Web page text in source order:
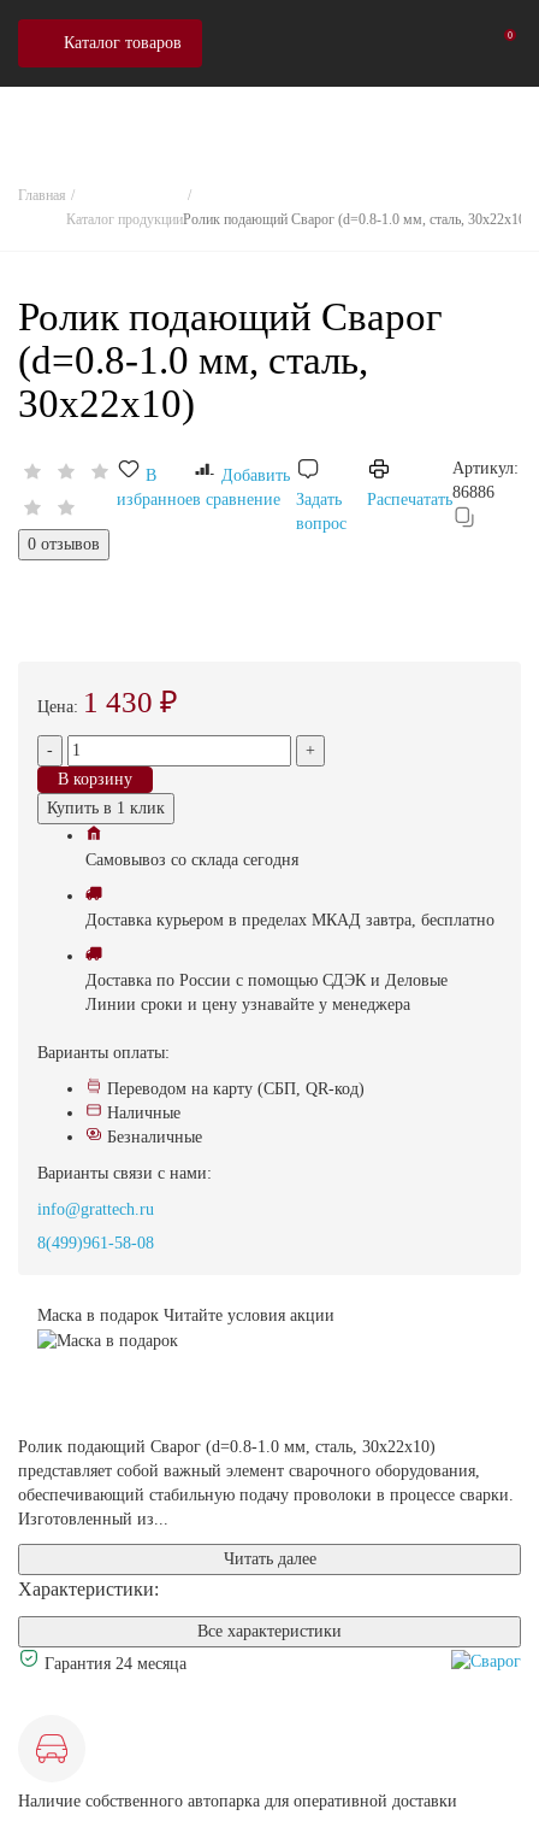
Каталог товаров 0
Главная
Каталог продукцииРолик подающий Сварог (d=0.8-1.0 мм, сталь, 30x22x10)
Ролик подающий Сварог
(d=0.8-1.0 мм, сталь,
30x22x10)
0 отзывов
В
избранное
Добавить
в сравнение
Задать
вопрос
Распечатать
Артикул:
86886
Цена: 1 430 ₽
-
+
В корзину
Купить в 1 клик
Самовывоз со склада cегодня
Доставка курьером в пределах МКАД завтра, бесплатно
Доставка по России с помощью СДЭК и Деловые
Линии сроки и цену узнавайте у менеджера
Варианты оплаты:
Переводом на карту (СБП, QR-код)
Наличные
Безналичные
Варианты связи с нами:
info@grattech.ru
8(499)961-58-08
Маска в подарок Читайте условия акции
Ролик подающий Сварог (d=0.8-1.0 мм, сталь, 30x22x10)
представляет собой важный элемент сварочного оборудования,
обеспечивающий стабильную подачу проволоки в процессе сварки.
Изготовленный из...
Читать далее
Характеристики:
Все характеристики
Гарантия 24 месяца
Наличие собственного автопарка для оперативной доставки